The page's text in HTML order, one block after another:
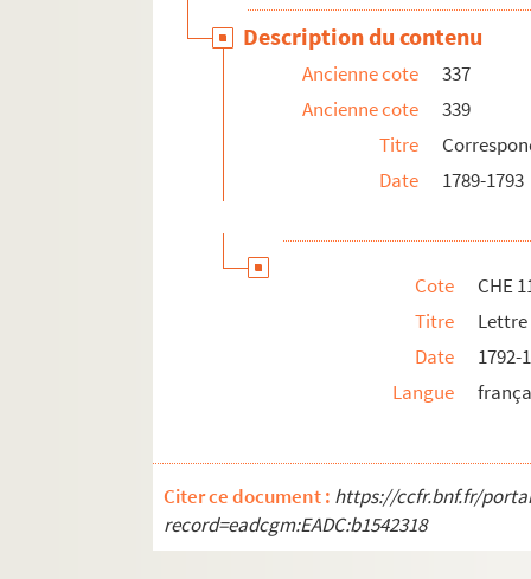
Description du contenu
Ancienne cote
337
Ancienne cote
339
Titre
Date
1789-1793
Cote
CHE
Titre
Date
1792-
Langue
Citer ce document : https://ccfr.bnf.fr/
record=eadcgm:EADC:b1542318